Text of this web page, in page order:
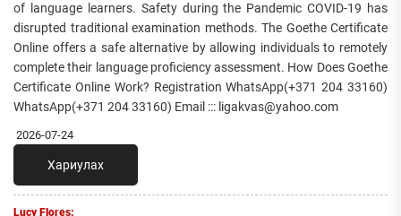
of language learners. Safety during the Pandemic COVID-19 has
disrupted traditional examination methods. The Goethe Certificate
Online offers a safe alternative by allowing individuals to remotely
complete their language proficiency assessment. How Does Goethe
Certificate Online Work? Registration WhatsApp(+371 204 33160)
WhatsApp(+371 204 33160) Email ::: ligakvas@yahoo.com
2026-07-24
Хариулах
Lucy Flores: